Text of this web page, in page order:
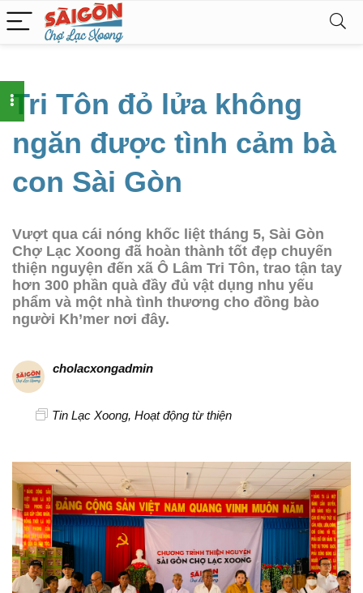
Tri Tôn đỏ lửa không
ngăn được tình cảm bà
con Sài Gòn
Vượt qua cái nóng khốc liệt tháng 5, Sài Gòn
Chợ Lạc Xoong đã hoàn thành tốt đẹp chuyến
thiện nguyện đến xã Ô Lâm Tri Tôn, trao tận tay
hơn 300 phần quà đầy đủ vật dụng nhu yếu
phẩm và một nhà tình thương cho đồng bào
người Kh’mer nơi đây.
cholacxongadmin
Tin Lạc Xoong, Hoạt động từ thiện